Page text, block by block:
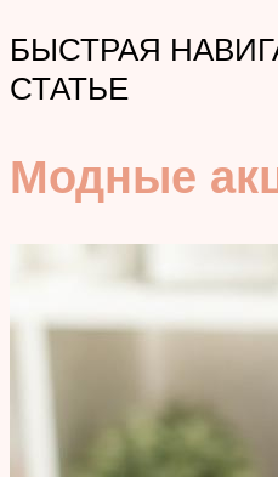
БЫСТРАЯ
СТАТЬЕ
Модные